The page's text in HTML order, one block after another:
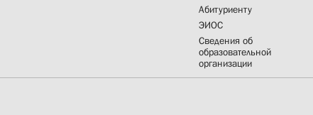
Абитуриенту
ЭИОС
Сведения об
образовательной
организации